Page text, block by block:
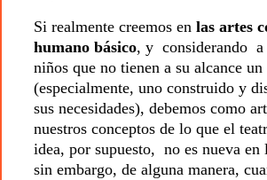
Si realmente creemos en las artes
humano básico, y considerando a
niños que no tienen a su alcance un
(especialmente, uno construido y
sus necesidades), debemos como
nuestros conceptos de lo que el
idea, por supuesto, no es nueva
sin embargo, de alguna manera,